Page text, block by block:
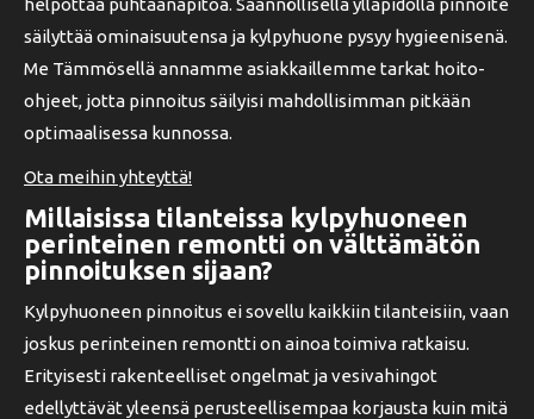
helpottaa puhtaanapitoa. Säännöllisellä ylläpidolla pinnoite
säilyttää ominaisuutensa ja kylpyhuone pysyy hygieenisenä.
Me Tämmösellä annamme asiakkaillemme tarkat hoito-
ohjeet, jotta pinnoitus säilyisi mahdollisimman pitkään
optimaalisessa kunnossa.
Ota meihin yhteyttä!
Millaisissa tilanteissa kylpyhuoneen
perinteinen remontti on välttämätön
pinnoituksen sijaan?
Kylpyhuoneen pinnoitus ei sovellu kaikkiin tilanteisiin, vaan
joskus perinteinen remontti on ainoa toimiva ratkaisu.
Erityisesti rakenteelliset ongelmat ja vesivahingot
edellyttävät yleensä perusteellisempaa korjausta kuin mitä